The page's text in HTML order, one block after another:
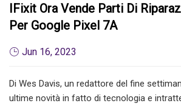
IFixit Ora Vende Parti Di
Per Google Pixel 7A
Jun 16, 2023
Di Wes Davis, un redattore del fine
ultime novità in fatto di tecnologia e